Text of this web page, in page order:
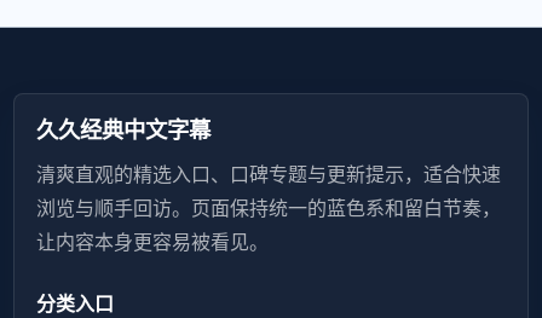
久久经典中文字幕
清爽直观的精选入口、口碑专题与更新提示，适合快速
浏览与顺手回访。页面保持统一的蓝色系和留白节奏，
让内容本身更容易被看见。
分类入口